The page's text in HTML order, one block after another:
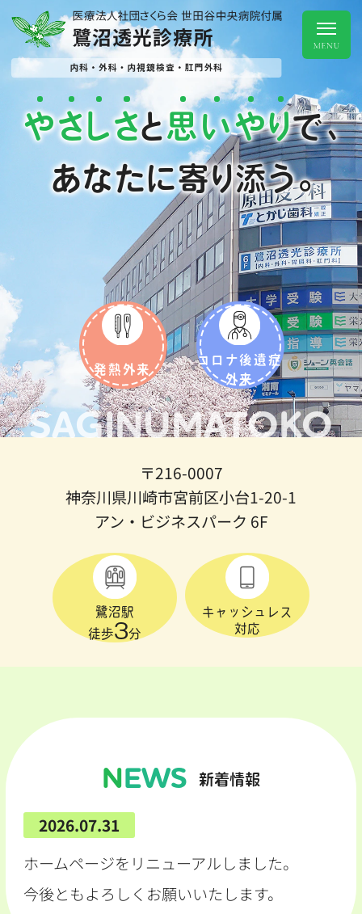
やさ しさと思いやりで、
あなたに寄り添う。
SAGINUMATOKO
発熱外来
コロナ後遺症
外来
〒216-0007
神奈川県川崎市宮前区小台1-20-1
アン・ビジネスパーク 6F
鷺沼駅
徒歩3分
キャッシュレス
対応
NEWS 新着情報
2026.07.31
ホームページをリニューアルしました。
今後ともよろしくお願いいたします。